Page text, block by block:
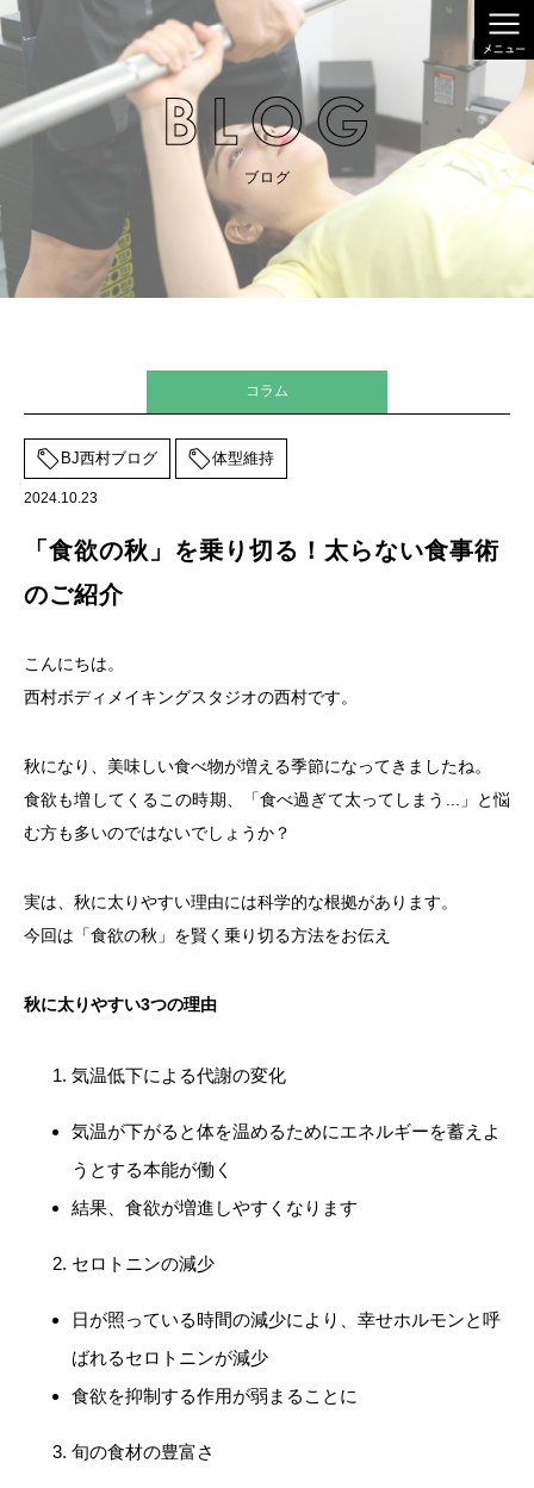
ブログ
コラム
BJ西村ブログ 体型維持
2024.10.23
「食欲の秋」を乗り切る！太らない食事術
のご紹介
こんにちは。
西村ボディメイキングスタジオの西村です。
秋になり、美味しい食べ物が増える季節になってきましたね。
食欲も増してくるこの時期、「食べ過ぎて太ってしまう...」と悩
む方も多いのではないでしょうか？
実は、秋に太りやすい理由には科学的な根拠があります。
今回は「食欲の秋」を賢く乗り切る方法をお伝え
秋に太りやすい3つの理由
気温低下による代謝の変化
気温が下がると体を温めるためにエネルギーを蓄えよ
うとする本能が働く
結果、食欲が増進しやすくなります
セロトニンの減少
日が照っている時間の減少により、幸せホルモンと呼
ばれるセロトニンが減少
食欲を抑制する作用が弱まることに
旬の食材の豊富さ